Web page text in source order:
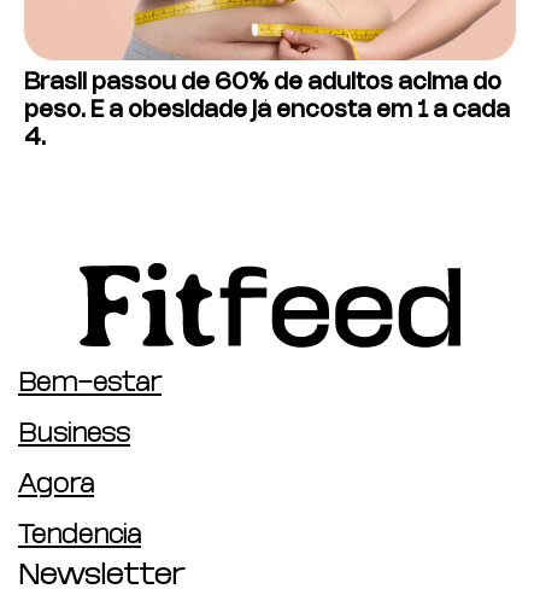
Brasil passou de 60% de adultos acima do
peso. E a obesidade já encosta em 1 a cada
4.
Bem-estar
Business
Agora
Tendência
Newsletter